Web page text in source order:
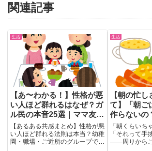
関連記事
生活
【あ〜わかる！】性格が悪
い人ほど群れるはなぜ？ガ
ル民の本音25選｜ママ友グ
ループ・職場の悪口連鎖・
一匹狼の実態
【あるある共感まとめ】性格が悪
い人ほど群れる法則は本当？幼稚
園・職場・ご近所のグループで体
生活
【朝の忙
て】「朝ご
作らないの
る人にガル
ミ
「朝くらいち
「それって手
——周りから